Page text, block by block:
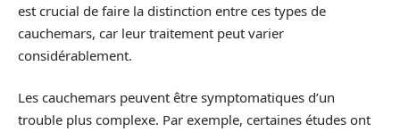
est crucial de faire la distinction entre ces types de
cauchemars, car leur traitement peut varier
considérablement.
Les cauchemars peuvent être symptomatiques d’un
trouble plus complexe. Par exemple, certaines études ont